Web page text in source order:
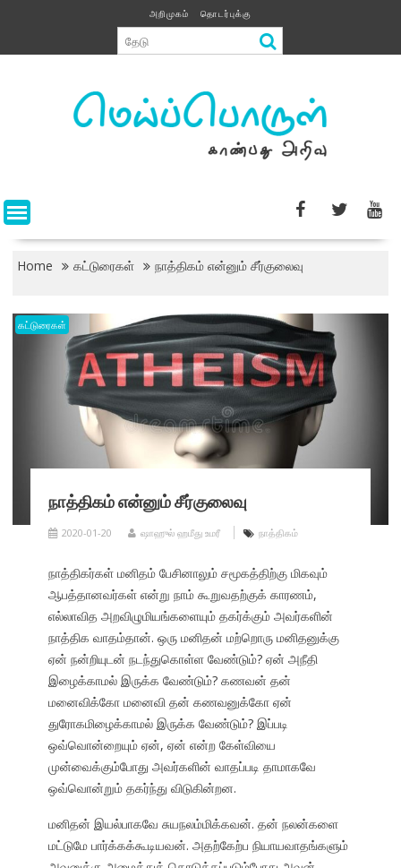
content
அறிமுகம் தொடர்புக்கு
Home கட்டுரைகள் நாத்திகம் என்னும் சீர்குலைவு
கட்டுரைகள்
நாத்திகம் என்னும் சீர்குலைவு
2020-01-20 ஷாஹுல் ஹமீது உமரீ நாத்திகம்
நாத்திகர்கள் மனிதம் பேசினாலும் சமூகத்திற்கு மிகவும்
ஆபத்தானவர்கள் என்று நாம் கூறுவதற்குக் காரணம்,
எல்லாவித அறவிழுமியங்களையும் தகர்க்கும் அவர்களின்
நாத்திக வாதம்தான். ஒரு மனிதன் மற்றொரு மனிதனுக்கு
ஏன் நன்றியுடன் நடந்துகொள்ள வேண்டும்? ஏன் அநீதி
இழைக்காமல் இருக்க வேண்டும்? கணவன் தன்
மனைவிக்கோ மனைவி தன் கணவனுக்கோ ஏன்
துரோகமிழைக்காமல் இருக்க வேண்டும்? இப்படி
ஒவ்வொன்றையும் ஏன், ஏன் என்ற கேள்வியை
முன்வைக்கும்போது அவர்களின் வாதப்படி தாமாகவே
ஒவ்வொன்றும் தகர்ந்து விடுகின்றன.
மனிதன் இயல்பாகவே சுயநலம்மிக்கவன். தன் நலன்களை
மட்டுமே பார்க்கக்கூடியவன். அதற்கேற்ப நியாயவாதங்களும்